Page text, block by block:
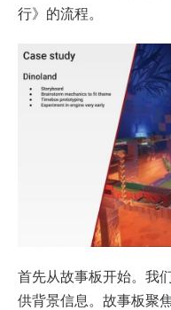
行》的流程。
首先从故事板开始。我
供背景信息。故事板聚